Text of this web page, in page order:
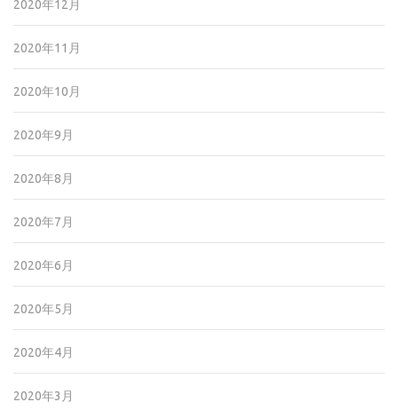
2020年12月
2020年11月
2020年10月
2020年9月
2020年8月
2020年7月
2020年6月
2020年5月
2020年4月
2020年3月